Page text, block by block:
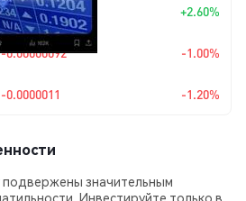
$0.0000023 +2.60%
0.00000092 -1.00%
0.0000011 -1.20%
значительным
Инвестируйте только в